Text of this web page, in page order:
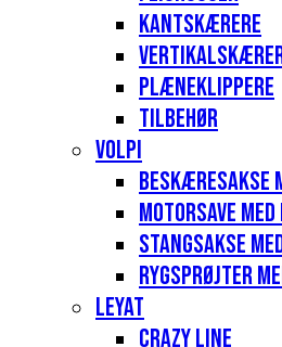
Kantskærere
Plæneklippere
Tilbehør
Volpi
Beskæresakse
Motorsave
Stangsakse
Rygsprøjter
Leyat
Crazy Line